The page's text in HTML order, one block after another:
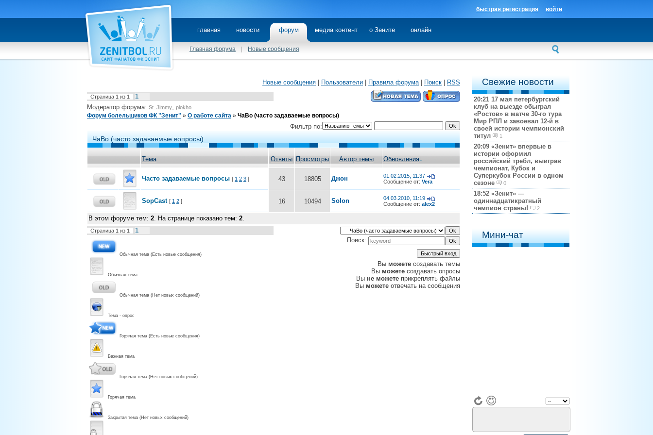
войти
быстрая регистрация
главная новости форум медиа контент о Зените онлайн
Главная форума Новые сообщения
Свежие новости
20:21 17 мая петербургский
клуб на выезде обыграл
«Ростов» в матче 30-го тура
Мир РПЛ и завоевал 12-й в
своей истории чемпионский
титул
1
20:09 «Зенит» впервые в
истории оформил
российский требл, выиграв
чемпионат, Кубок и
Суперкубок России в одном
сезоне
0
18:52 «Зенит» —
одиннадцатикратный
чемпион страны!
2
Мини-чат
Новые сообщения Пользователи Правила форума| Поиск RSS
Страница 1 из 1
1
Модератор форума: St_Jimmy, plokho
Форум болельщиков ФК "Зенит" » О работе сайта » ЧаВо (часто задаваемые вопросы)
Фильтр по:
ЧаВо (часто задаваемые вопросы)
Тема Ответы Просмотры Автор темы Обновления↓
Часто задаваемые вопросы [ 1 2 3 ] 43 18805 Джон
01.02.2015, 11:37
Сообщение от: Vera
SopCast [ 1 2 ] 16 10494 Solon
04.03.2010, 11:19
Сообщение от: alex2
В этом форуме тем: 2. На странице показано тем: 2.
Страница 1 из 1 1
Обычная тема (Есть новые сообщения)
Обычная тема
Обычная тема (Нет новых сообщений)
Тема - опрос
Горячая тема (Есть новые сообщения)
Важная тема
Горячая тема (Нет новых сообщений)
Горячая тема
Закрытая тема (Нет новых сообщений)
Поиск:
Вы можете создавать темы
Вы можете создавать опросы
Вы не можете прикреплять файлы
Вы можете отвечать на сообщения